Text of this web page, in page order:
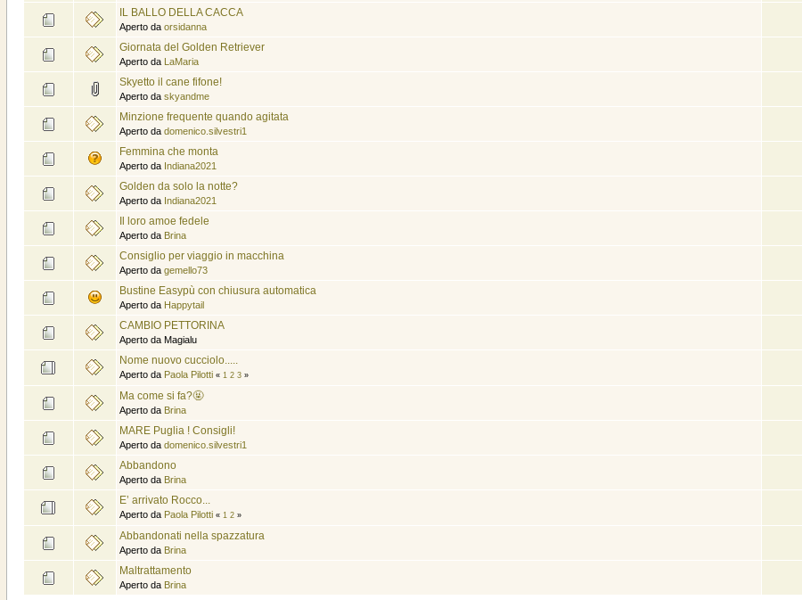
IL BALLO DELLA CACCA
Aperto da orsidanna
Giornata del Golden Retriever
Aperto da LaMaria
Skyetto il cane fifone!
Aperto da skyandme
Minzione frequente quando agitata
Aperto da domenico.silvestri1
Femmina che monta
Aperto da Indiana2021
Golden da solo la notte?
Aperto da Indiana2021
Il loro amoe fedele
Aperto da Brina
Consiglio per viaggio in macchina
Aperto da gemello73
Bustine Easypù con chiusura automatica
Aperto da Happytail
CAMBIO PETTORINA
Aperto da Magialu
Nome nuovo cucciolo.....
Aperto da Paola Pilotti « 1 2 3»
Ma come si fa?🤬
Aperto da Brina
MARE Puglia ! Consigli!
Aperto da domenico.silvestri1
Abbandono
Aperto da Brina
E’ arrivato Rocco...
Aperto da Paola Pilotti « 1 2»
Abbandonati nella spazzatura
Aperto da Brina
Maltrattamento
Aperto da Brina